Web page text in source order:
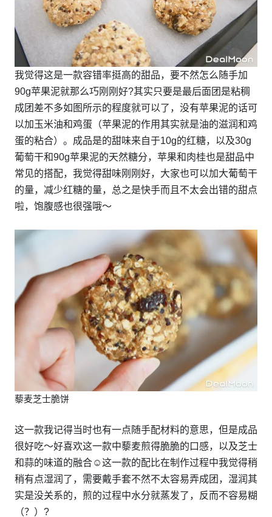
我觉得这是一款容错率挺高的甜品，要不然怎么随手加
90g苹果泥就那么巧刚刚好?其实只要是最后面团是粘稠
成团差不多如图所示的程度就可以了，没有苹果泥的话可
以加玉米油和鸡蛋（苹果泥的作用其实就是油的滋润和鸡
蛋的粘合）。成品是的甜味来自于10g的红糖，以及30g
葡萄干和90g苹果泥的天然糖分，苹果和肉桂也是甜品中
常见的搭配，我觉得甜味刚刚好，大家也可以加大葡萄干
的量，减少红糖的量，总之是快手而且不太会出错的甜点
啦，饱腹感也很强哦～
藜麦芝士脆饼
这一款我记得当时也有一点随手配材料的意思，但是成品
很好吃～好喜欢这一款中藜麦煎得脆脆的口感，以及芝士
和蒜的味道的融合☺️这一款的配比在制作过程中我觉得稍
稍有点湿润了，需要戴手套不然不太容易弄成团，湿润其
实是没关系的，煎的过程中水分就蒸发了，反而不容易糊
（？）?